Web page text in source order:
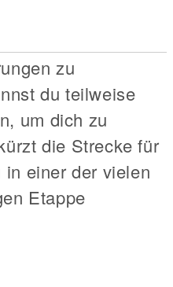
zu
du teilweise
um dich zu
die Strecke für
in einer der vielen
Etappe